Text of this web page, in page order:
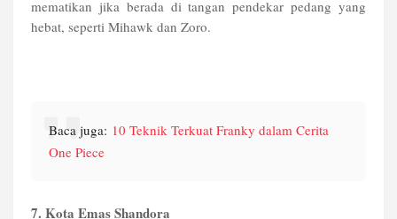
mematikan jika berada di tangan pendekar pedang yang
hebat, seperti Mihawk dan Zoro.
Baca juga: 10 Teknik Terkuat Franky dalam Cerita
One Piece
7. Kota Emas Shandora